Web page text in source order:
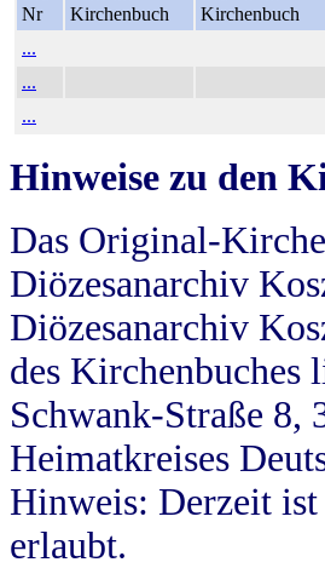
Nr
Kirchenbuch
Kirchenbuch
...
...
...
Hinweise zu den
Das Original-
Diözesanarchiv
Diözesanarchiv
des Kirchenbuches
Schwank-Straße 8,
Heimatkreises
Hinweis: Derzeit ist
erlaubt.